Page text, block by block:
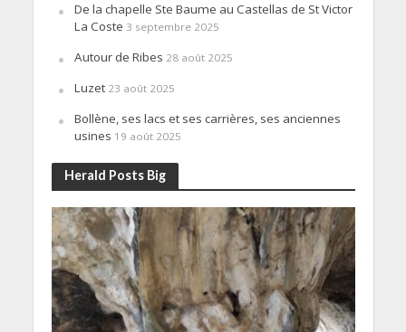
De la chapelle Ste Baume au Castellas de St Victor
La Coste 3 septembre 2025
Autour de Ribes 28 août 2025
Luzet 23 août 2025
Bollène, ses lacs et ses carrières, ses anciennes
usines 19 août 2025
Herald Posts Big